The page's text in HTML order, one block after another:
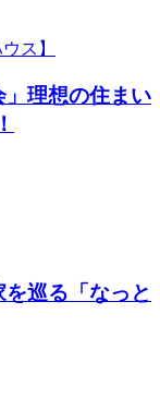
ス】
」理想の住まい
巡る「なっと